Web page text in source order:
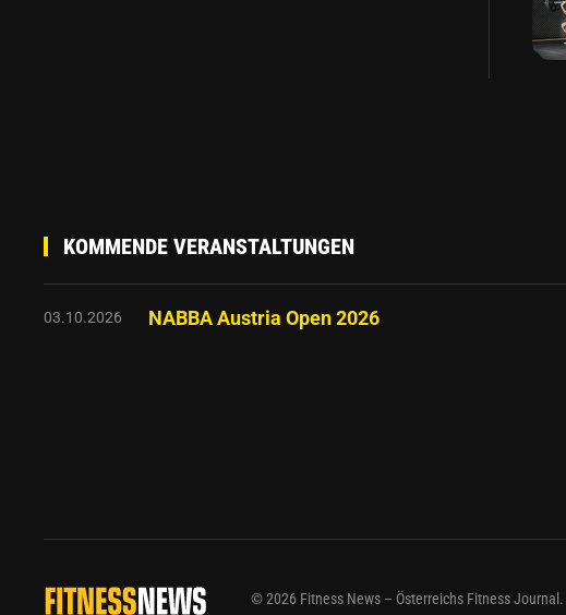
KOMMENDE VERANSTALTUNGEN
03.10.2026 NABBA Austria Open 2026
©2026 Fitness News – Österreichs Fitness